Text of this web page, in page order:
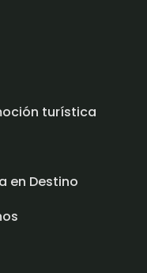
turística
en Destino